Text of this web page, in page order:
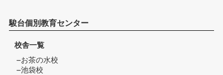
駿台個別教育センター
校舎一覧
お茶の水校
池袋校